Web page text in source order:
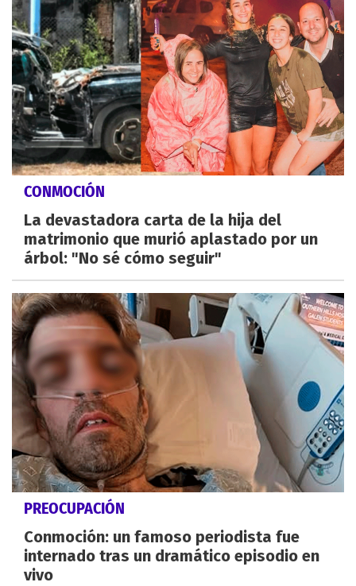
CONMOCIÓN
La devastadora carta de la hija del
matrimonio que murió aplastado por un
árbol: "No sé cómo seguir"
PREOCUPACIÓN
Conmoción: un famoso periodista fue
internado tras un dramático episodio en
vivo